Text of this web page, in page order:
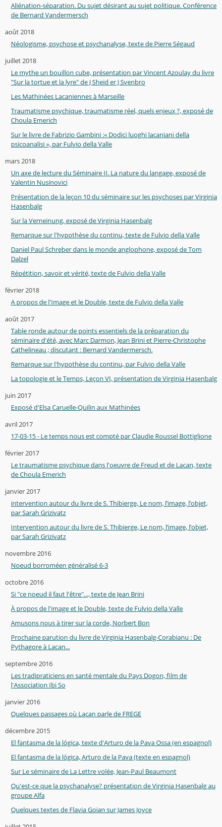
Aliénation-séparation. Du sujet désirant au sujet politique. Conférence
de Bernard Vandermersch
août 2018
Néologisme, psychose et psychanalyse, texte de Pierre Ségaud
juillet 2018
Le mythe un bouillon cube, présentation par Vincent Azoulay du livre
"Sur la tortue et la lyre" de J Sheid er J Svenbro
Les Mathinées Lacaniennes à Marseille
Traumatisme psychique, traumatisme réel, quels enjeux ?, exposé de
Choula Emerich
Sur le livre de Fabrizio Gambini :« Dodici luoghi lacaniani della
psicoanalisi », par Fulvio della Valle
mars 2018
Un axe de lecture du Séminaire II. La nature du langage, exposé de
Valentin Nusinovici
Présentation de la leçon 10 du séminaire sur les psychoses par Virginia
Hasenbalg
Sur la Verneinung, exposé de Virginia Hasenbalg
Remarque sur l'hypothèse du continu, texte de Fulvio della Valle
Daniel Paul Schreber dans le monde anglophone, exposé de Tom
Dalzel
Répétition, savoir et vérité, texte de Fulvio della Valle
février 2018
A propos de l'Image et le Double, texte de Fulvio della Valle
août 2017
Table ronde autour de points essentiels de la préparation du
séminaire d'été, avec Marc Darmon, Jean Brini et Pierre-Christophe
Cathelineau ; discutant : Bernard Vandermersch.
Remarque sur l'hypothèse du continu, par Fulvio della Valle
La topologie et le Temps, Leçon VI, présentation de Virginia Hasenbalg
juin 2017
Exposé d'Elsa Caruelle-Quilin aux Mathinées
avril 2017
17-03-15 - Le temps nous est compté par Claudie Roussel Bottiglione
février 2017
Le traumatisme psychique dans l'oeuvre de Freud et de Lacan, texte
de Choula Emerich
janvier 2017
intervention autour du livre de S. Thibierge, Le nom, l’image, l’objet,
par Sarah Grizivatz
Intervention autour du livre de S. Thibierge, Le nom, l’image, l’objet,
par Sarah Grizivatz
novembre 2016
Noeud borroméen généralisé 6-3
octobre 2016
Si "ce noeud il faut l'être"..., texte de Jean Brini
À propos de l'image et le Double, texte de Fulvio della Valle
Amusons nous à tirer sur la corde, Norbert Bon
Prochaine parution du livre de Virginia Hasenbalg-Corabianu : De
Pythagore à Lacan...
septembre 2016
Les tradipraticiens en santé mentale du Pays Dogon, film de
l'Association Ibi So
janvier 2016
Quelques passages où Lacan parle de FREGE
décembre 2015
El fantasma de la lógica, texte d'Arturo de la Pava Ossa (en espagnol)
El fantasma de la lógica, Arturo de la Pava (texte en espagnol)
Sur Le séminaire de La Lettre volée, Jean-Paul Beaumont
Qu'est-ce que la psychanalyse? présentation de Virginia Hasenbalg au
groupe Alfa
Quelques textes de Flavia Goian sur James Joyce